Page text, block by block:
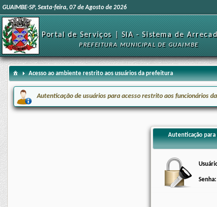
GUAIMBE-SP, Sexta-feira, 07 de Agosto de 2026
Portal de Serviços | SIA - Sistema de
PREFEITURA MUNICIPAL DE GUAIMBE
Acesso ao ambiente restrito aos usuários da prefeitura
Autenticação de usuários para acesso restrito aos funcionários
Autenticação
Senha: